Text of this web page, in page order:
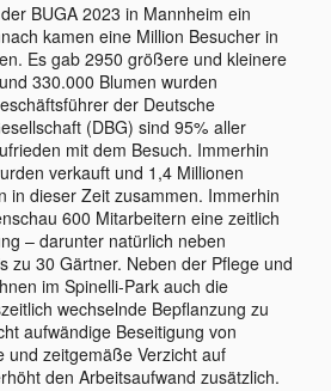
BUGA 2023 in Mannheim ein
kamen eine Million Besucher in
Es gab 2950 größere und kleinere
330.000 Blumen wurden
der Deutsche
(DBG) sind 95% aller
mit dem Besuch. Immerhin
verkauft und 1,4 Millionen
in dieser Zeit zusammen. Immerhin
600 Mitarbeitern eine zeitlich
– darunter natürlich neben
zu 30 Gärtner. Neben der Pflege und
im Spinelli-Park auch die
wechselnde Bepflanzung zu
aufwändige Beseitigung von
und zeitgemäße Verzicht auf
den Arbeitsaufwand zusätzlich.